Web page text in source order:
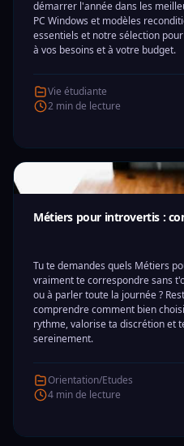
démarrer l'année dans les
PC Windows et modèles
essentiels et notre sélection
à vos besoins et à votre budget.
Vie étudiante
2 min de lecture
Métiers pour introvertis :
Tu te demandes quels Métiers
vraiment te correspondre sans
ou à parler toute la journée ?
comprendre comment bien
rythme, valorise ta discrétion et
sereinement.
Orientation/Etudes
4 min de lecture